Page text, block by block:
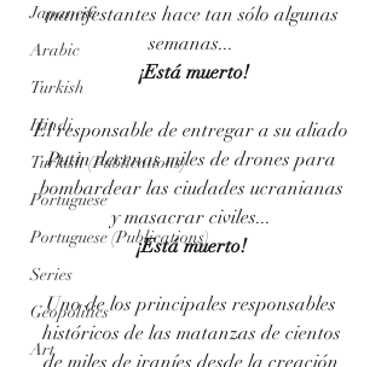
Japanese
Arabic
Turkish
Hindi
Turkish (Publications)
Portuguese
Portuguese (Publications)
Series
Geopolitics
Art
manifestantes hace tan sólo algunas
semanas...
¡Está muerto!
El responsable de entregar a su aliado
Putin decenas miles de drones para
bombardear las ciudades ucranianas
y masacrar civiles...
¡Está muerto!
Uno de los principales responsables
históricos de las matanzas de cientos
de miles de iraníes desde la creación